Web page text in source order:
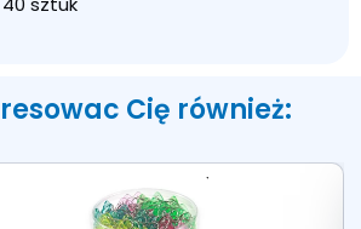
Cię również: